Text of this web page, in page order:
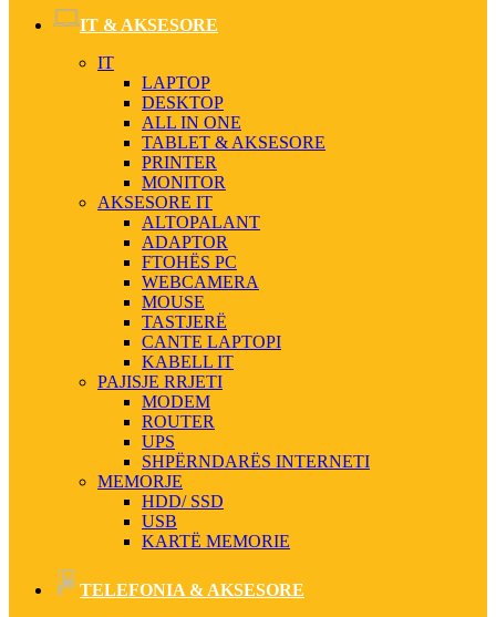
IT & AKSESORE
IT
LAPTOP
DESKTOP
ALL IN ONE
TABLET & AKSESORE
PRINTER
MONITOR
AKSESORE IT
ALTOPALANT
ADAPTOR
FTOHËS PC
WEBCAMERA
MOUSE
TASTJERË
CANTE LAPTOPI
KABELL IT
PAJISJE RRJETI
MODEM
ROUTER
UPS
SHPËRNDARËS INTERNETI
MEMORJE
HDD/ SSD
USB
KARTË MEMORIE
TELEFONIA & AKSESORE